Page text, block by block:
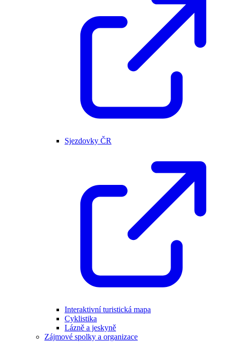
Sjezdovky ČR
Interaktivní turistická mapa
Cyklistika
Lázně a jeskyně
Zájmové spolky a organizace